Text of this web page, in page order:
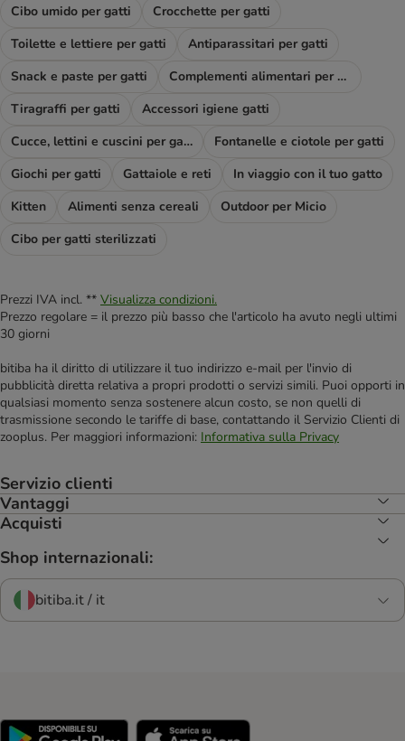
Cibo umido per gatti
Crocchette per gatti
Toilette e lettiere per gatti
Antiparassitari per gatti
Snack e paste per gatti
Complementi alimentari per gatti
Tiragraffi per gatti
Accessori igiene gatti
Cucce, lettini e cuscini per gatti
Fontanelle e ciotole per gatti
Giochi per gatti
Gattaiole e reti
In viaggio con il tuo gatto
Kitten
Alimenti senza cereali
Outdoor per Micio
Cibo per gatti sterilizzati
Prezzi IVA incl. ** Visualizza condizioni.
Prezzo regolare = il prezzo più basso che l'articolo ha avuto negli ultimi
30 giorni
bitiba ha il diritto di utilizzare il tuo indirizzo e-mail per l'invio di
pubblicità diretta relativa a propri prodotti o servizi simili. Puoi opporti in
qualsiasi momento senza sostenere alcun costo, se non quelli di
trasmissione secondo le tariffe di base, contattando il Servizio Clienti di
zooplus. Per maggiori informazioni: Informativa sulla Privacy
Servizio clienti
Vantaggi
Acquisti
Shop internazionali:
bitiba.it / it